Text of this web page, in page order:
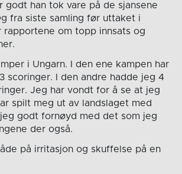
godt han tok vare på de sjansene
fra siste samling før uttaket i
rapportene om topp innsats og
i Ungarn. I den ene kampen har
scoringer. I den andre hadde jeg 4
Jeg har vondt for å se at jeg
spilt meg ut av landslaget med
godt fornøyd med det som jeg
der også.
på irritasjon og skuffelse på en